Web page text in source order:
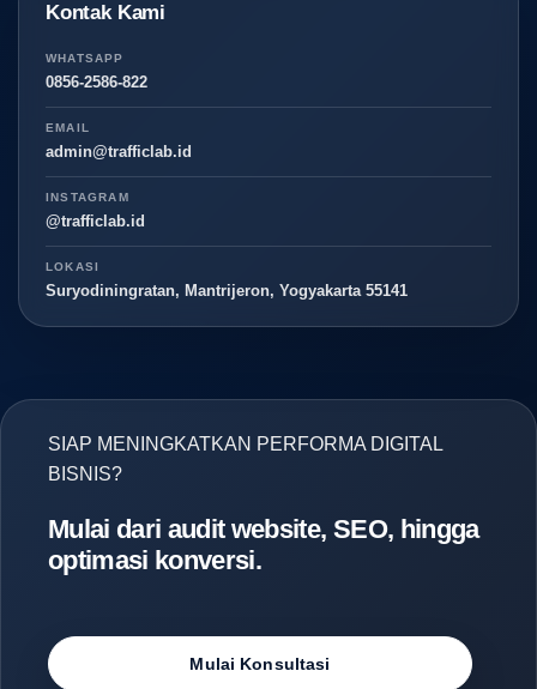
Kontak Kami
WHATSAPP
0856-2586-822
EMAIL
admin@trafficlab.id
INSTAGRAM
@trafficlab.id
LOKASI
Suryodiningratan, Mantrijeron, Yogyakarta 55141
SIAP MENINGKATKAN PERFORMA DIGITAL
BISNIS?
Mulai dari audit website, SEO, hingga
optimasi konversi.
Mulai Konsultasi